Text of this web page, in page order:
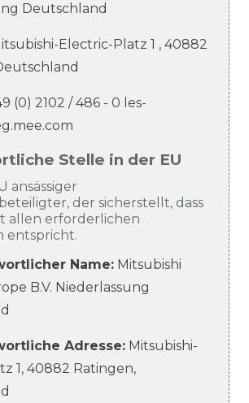
Deutschland
Electric-Platz 1 , 40882
(0) 2102 / 486 - 0 les-
Stelle in der EU
ansässiger
der sicherstellt, dass
allen erforderlichen
entspricht.
Name: Mitsubishi
B.V. Niederlassung
Adresse: Mitsubishi-
1 , 40882 Ratingen,